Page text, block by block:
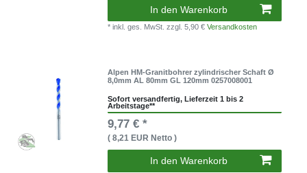
In den Warenkorb
* inkl. ges. MwSt.zzgl. 5,90 €Versandkosten
Alpen HM-Granitbohrer zylindrischer Schaft Ø
8,0mm AL 80mm GL 120mm 0257008001
Sofort versandfertig, Lieferzeit 1 bis 2
Arbeitstage**
9,77 € *
( 8,21 EUR Netto )
In den Warenkorb